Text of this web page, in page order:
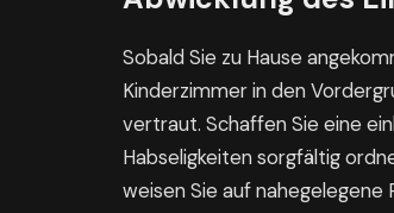
Sobald Sie zu Hause
Kinderzimmer in den
vertraut. Schaffen Sie eine
Habseligkeiten sorgfältig
weisen Sie auf nahegelegene